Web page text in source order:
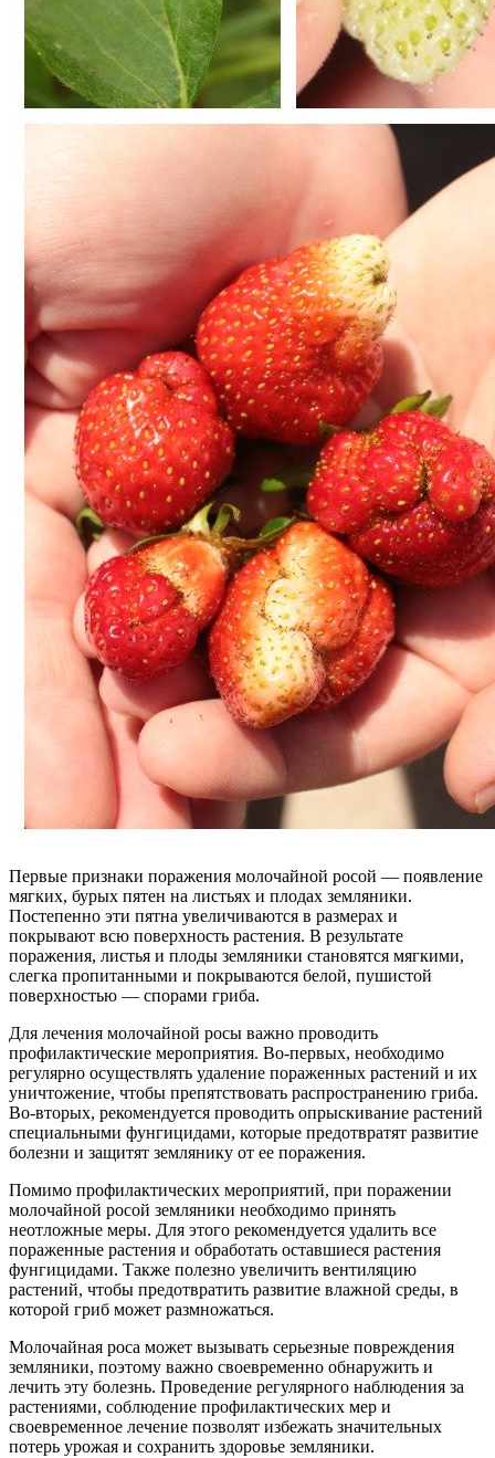
Первые признаки поражения молочайной росой — появление
мягких, бурых пятен на листьях и плодах земляники.
Постепенно эти пятна увеличиваются в размерах и
покрывают всю поверхность растения. В результате
поражения, листья и плоды земляники становятся мягкими,
слегка пропитанными и покрываются белой, пушистой
поверхностью — спорами гриба.
Для лечения молочайной росы важно проводить
профилактические мероприятия. Во-первых, необходимо
регулярно осуществлять удаление пораженных растений и их
уничтожение, чтобы препятствовать распространению гриба.
Во-вторых, рекомендуется проводить опрыскивание растений
специальными фунгицидами, которые предотвратят развитие
болезни и защитят землянику от ее поражения.
Помимо профилактических мероприятий, при поражении
молочайной росой земляники необходимо принять
неотложные меры. Для этого рекомендуется удалить все
пораженные растения и обработать оставшиеся растения
фунгицидами. Также полезно увеличить вентиляцию
растений, чтобы предотвратить развитие влажной среды, в
которой гриб может размножаться.
Молочайная роса может вызывать серьезные повреждения
земляники, поэтому важно своевременно обнаружить и
лечить эту болезнь. Проведение регулярного наблюдения за
растениями, соблюдение профилактических мер и
своевременное лечение позволят избежать значительных
потерь урожая и сохранить здоровье земляники.